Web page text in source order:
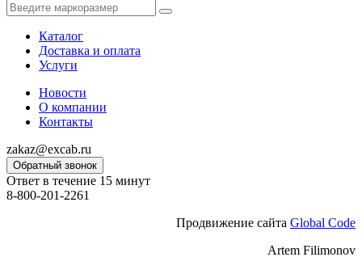
Каталог
Доставка и оплата
Услуги
Новости
О компании
Контакты
zakaz@excab.ru
Обратный звонок
Ответ в течение 15 минут
8-800-201-2261
Продвижение сайта Global Code
Artem Filimonov